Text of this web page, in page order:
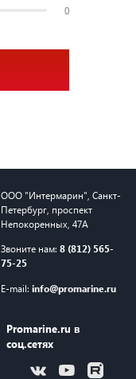
0
ООО "Интермарин" Санкт-
Петербург, проспект
Непокоренных, 47А
Звоните нам: 8 (812) 565-
75-25
E-mail: info@promarine.ru
Promarine.ru в
соц.сетях